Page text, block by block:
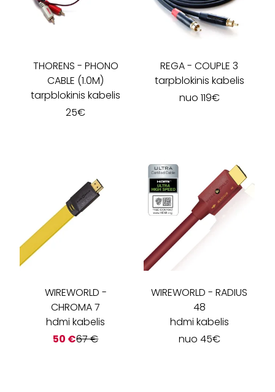
THORENS - PHONO
CABLE (1.0M)
tarpblokinis kabelis
25€
REGA-COUPLE 3
tarpblokinis kabelis
nuo 119€
WIREWORLD -
CHROMA 7
hdmi kabelis
50 €67€
WIREWORLD -RADIUS
48
hdmi kabelis
nuo 45€